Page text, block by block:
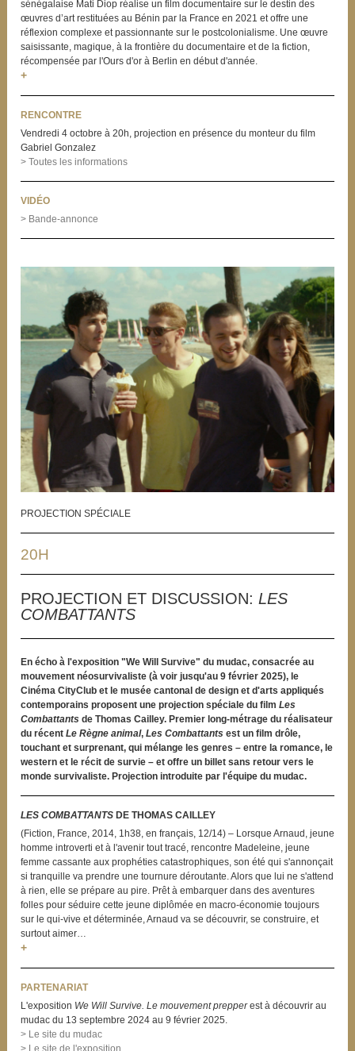
sénégalaise Mati Diop réalise un film documentaire sur le destin des
œuvres d’art restituées au Bénin par la France en 2021 et offre une
réflexion complexe et passionnante sur le postcolonialisme. Une œuvre
saisissante, magique, à la frontière du documentaire et de la fiction,
récompensée par l'Ours d'or à Berlin en début d'année.
+
RENCONTRE
Vendredi 4 octobre à 20h, projection en présence du monteur du film
Gabriel Gonzalez
> Toutes les informations
VIDÉO
> Bande-annonce
PROJECTION SPÉCIALE
20H
PROJECTION ET DISCUSSION: LES
COMBATTANTS
En écho à l'exposition "We Will Survive" du mudac, consacrée au
mouvement néosurvivaliste (à voir jusqu'au 9 février 2025), le
Cinéma CityClub et le musée cantonal de design et d'arts appliqués
contemporains proposent une projection spéciale du film Les
Combattants de Thomas Cailley. Premier long-métrage du réalisateur
du récent Le Règne animal, Les Combattants est un film drôle,
touchant et surprenant, qui mélange les genres – entre la romance, le
western et le récit de survie – et offre un billet sans retour vers le
monde survivaliste. Projection introduite par l'équipe du mudac.
LES COMBATTANTS DE THOMAS CAILLEY
(Fiction, France, 2014, 1h38, en français, 12/14) – Lorsque Arnaud, jeune
homme introverti et à l'avenir tout tracé, rencontre Madeleine, jeune
femme cassante aux prophéties catastrophiques, son été qui s'annonçait
si tranquille va prendre une tournure déroutante. Alors que lui ne s'attend
à rien, elle se prépare au pire. Prêt à embarquer dans des aventures
folles pour séduire cette jeune diplômée en macro-économie toujours
sur le qui-vive et déterminée, Arnaud va se découvrir, se construire, et
surtout aimer…
+
PARTENARIAT
L'exposition We Will Survive. Le mouvement prepperest à découvrir au
mudac du 13 septembre 2024 au 9 février 2025.
> Le site du mudac